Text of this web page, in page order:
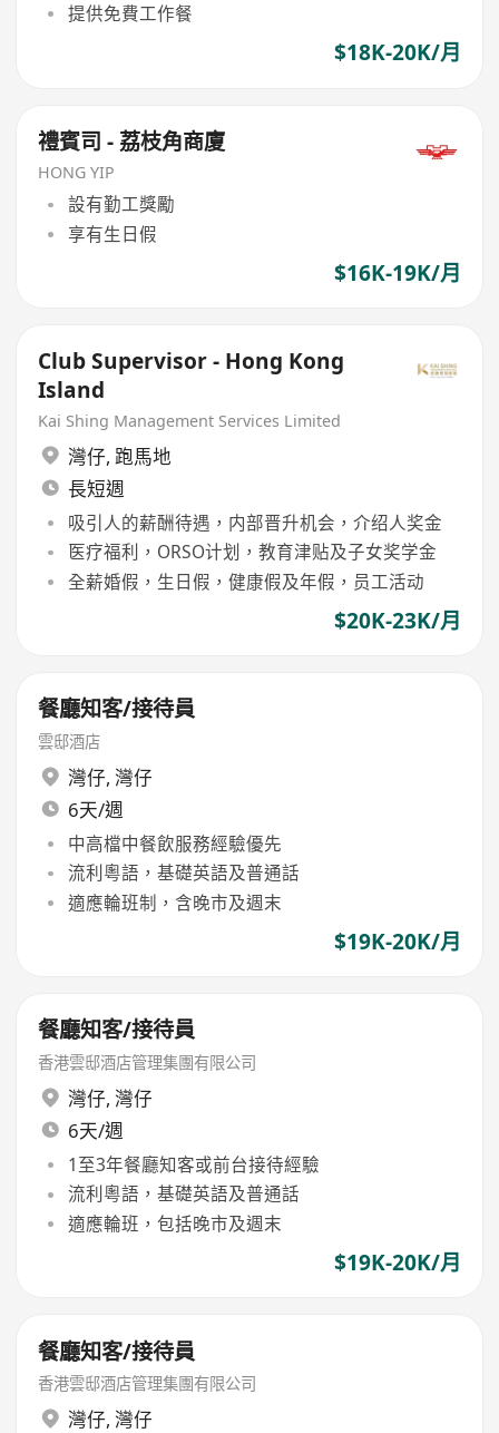
提供免費工作餐
$18K-20K/月
禮賓司 - 荔枝角商廈
HONG YIP
設有勤工獎勵
享有生日假
$16K-19K/月
Club Supervisor - Hong Kong
Island
Kai Shing Management Services Limited
灣仔, 跑馬地
長短週
吸引人的薪酬待遇，内部晋升机会，介绍人奖金
医疗福利，ORSO计划，教育津贴及子女奖学金
全薪婚假，生日假，健康假及年假，员工活动
$20K-23K/月
餐廳知客/接待員
雲邸酒店
灣仔, 灣仔
6天/週
中高檔中餐飲服務經驗優先
流利粵語，基礎英語及普通話
適應輪班制，含晚市及週末
$19K-20K/月
餐廳知客/接待員
香港雲邸酒店管理集團有限公司
灣仔, 灣仔
6天/週
1至3年餐廳知客或前台接待經驗
流利粵語，基礎英語及普通話
適應輪班，包括晚市及週末
$19K-20K/月
餐廳知客/接待員
香港雲邸酒店管理集團有限公司
灣仔, 灣仔